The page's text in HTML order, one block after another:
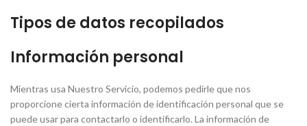
Tipos de datos recopilados
Información personal
Mientras usa Nuestro Servicio, podemos pedirle que nos
proporcione cierta información de identificación personal que se
puede usar para contactarlo o identificarlo. La información de